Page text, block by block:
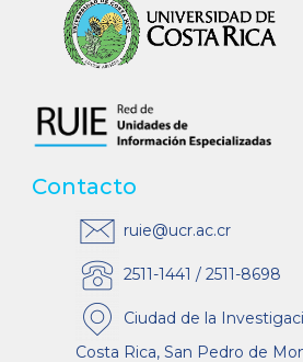
Contacto
ruie@ucr.ac.cr
2511-1441 / 2511-8698
Ciudad de la
Costa Rica, San Pedro de